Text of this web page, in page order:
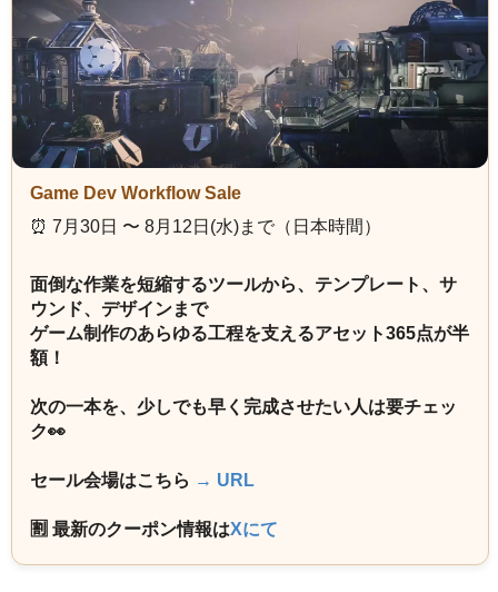
Game Dev Workflow Sale
⏰️ 7月30日 〜 8月12日(水)まで（日本時間）
面倒な作業を短縮するツールから、テンプレート、サ
ウンド、デザインまで
ゲーム制作のあらゆる工程を支えるアセット365点が半
額！
次の一本を、少しでも早く完成させたい人は要チェッ
ク👀
セール会場はこちら → URL
🈹 最新のクーポン情報はXにて